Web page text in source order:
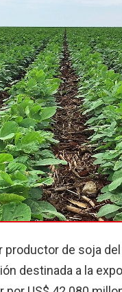
productor de soja
destinada a la